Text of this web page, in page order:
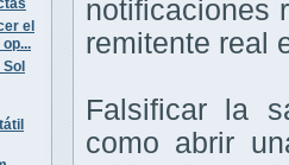
el
Sol
notificaciones
remitente real
Falsificar la
como abrir